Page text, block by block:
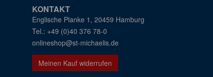
KONTAKT
Englische Planke 1, 20459 Hamburg
+49 (0)40 376 78-0
onlineshop@st-michaelis.de
Meinen Kauf widerrufen